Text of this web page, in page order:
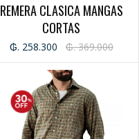
REMERA CLASICA MANGAS
CORTAS
₲. 258.300 ₲. 369.000